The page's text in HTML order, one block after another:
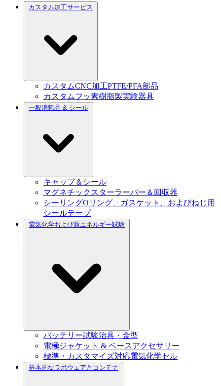
カスタム加工サービス
カスタムCNC加工PTFE/PFA部品
カスタムフッ素樹脂製実験器具
一般消耗品 & シール
キャップ＆シール
マグネチックスターラーバー＆回収器
シーリングOリング、ガスケット、およびねじ用
シールテープ
電気化学および新エネルギー試験
バッテリー試験治具・金型
電極ジャケット & ベースアクセサリー
標準・カスタマイズ対応電気化学セル
基本的なラボウェアとコンテナ